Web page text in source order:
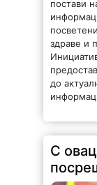
постави
здраве и
до
С